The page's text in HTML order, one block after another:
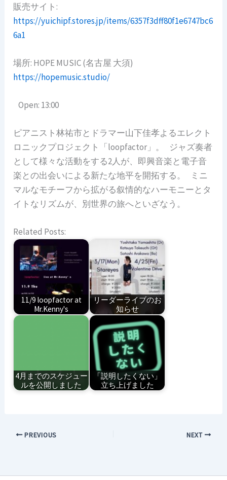
販売サイト:
https://yuichipf.stores.jp/items/6357f3dff80f1e6747bc6
6a1
場所: HOPE MUSIC (名古屋 大須)
https://hopemusic.studio/
Open: 13:00
ピアニスト林祐市とドラマー山下佳孝よるエレクト
ロニックプロジェクト「loopfactor」。 ジャズ奏者
として様々な活動をする2人が、即興音楽と電子音
楽との出会いによる新たな地平を開拓する。 ミニ
マルなモチーフから拡がる叙情的なハーモニーとタ
イトなリズムが、別世界の旅へといざなう。
Related Posts:
11/9 loopfactor at
Mr.Kenny's
リーダーライブのお
知らせ
4月までのスケジュー
ルを公開しました
「説明したくない」
立ち上げました
PREVIOUS NEXT